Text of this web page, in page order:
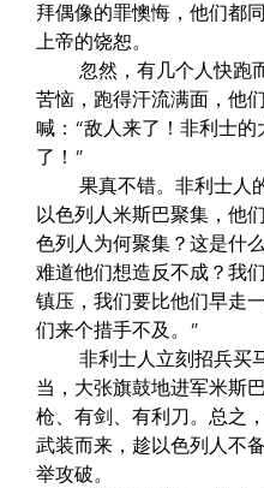
拜偶像的罪懊悔，他们都
上帝的饶恕。
忽然，有几个人快跑
苦恼，跑得汗流满面，他
喊：“敌人来了！非利士的
了！”
果真不错。非利士人
以色列人米斯巴聚集，他
色列人为何聚集？这是什
难道他们想造反不成？我
镇压，我们要比他们早走
们来个措手不及。”
非利士人立刻招兵买
当，大张旗鼓地进军米斯
枪、有剑、有利刀。总之
武装而来，趁以色列人不
举攻破。